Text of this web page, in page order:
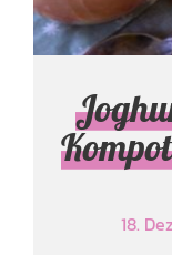
18.